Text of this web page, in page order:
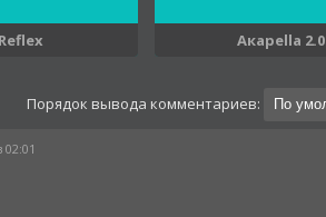
Aкapella 2.0
Порядок вывода комментариев:
02:01